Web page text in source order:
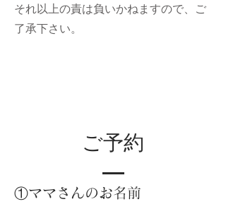
それ以上の責は負いかねますので、ご
了承下さい。
​ご予約
①ママさんのお名前